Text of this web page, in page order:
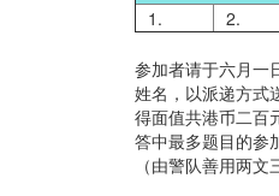
1.
2.
参加者请于六月一
姓名，以派递方式
得面值共港币二百
答中最多题目的参
（由警队善用两文